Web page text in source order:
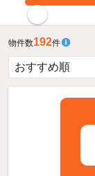
物件数192件